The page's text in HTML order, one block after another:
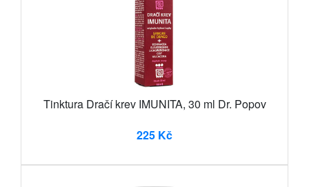
Tinktura Dračí krev IMUNITA, 30 ml Dr. Popov
225 Kč